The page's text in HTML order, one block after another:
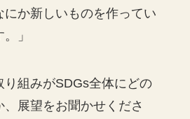
にか新しいものを作ってい
」
り組みがSDGs全体にどの
展望をお聞かせくださ